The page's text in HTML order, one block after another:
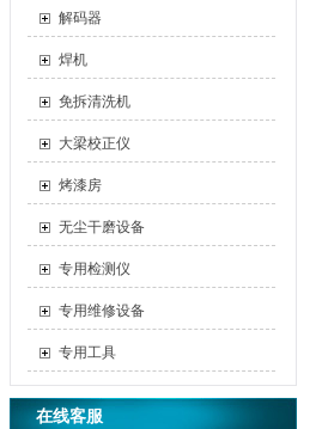
解码器
焊机
免拆清洗机
大梁校正仪
烤漆房
无尘干磨设备
专用检测仪
专用维修设备
专用工具
在线客服